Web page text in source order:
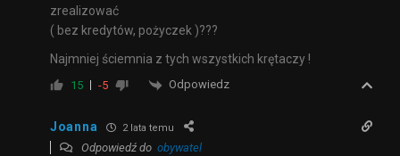
zrealizować
( bez kredytów, pożyczek )???
Najmniej ściemnia z tych wszystkich krętaczy !
15 -5 Odpowiedz
Joanna 2 lata temu
Odpowiedź do obywatel